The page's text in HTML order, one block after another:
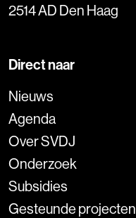
2514 AD Den Haag
Direct naar
Nieuws
Agenda
Over SVDJ
Onderzoek
Subsidies
Gesteunde projecten